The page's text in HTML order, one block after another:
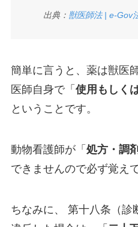
出典： 獣医師法 | e-Gov
簡単に言うと、薬は獣医
医師自身で「 使用もしく
ということです。
動物看護師が「 処方・調
できませんので必ず覚え
ちなみに、 第十八条（診